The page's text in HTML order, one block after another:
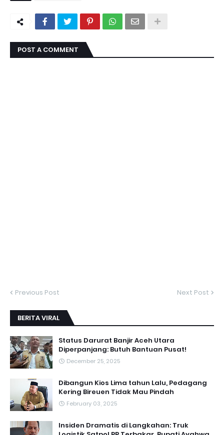
POST A COMMENT
Previous Post Next Post
BERITA VIRAL
Status Darurat Banjir Aceh Utara
Diperpanjang: Butuh Bantuan Pusat!
December 25, 2025
Dibangun Kios Lima tahun Lalu, Pedagang
Kering Bireuen Tidak Mau Pindah
February 03, 2025
Insiden Dramatis di Langkahan: Truk